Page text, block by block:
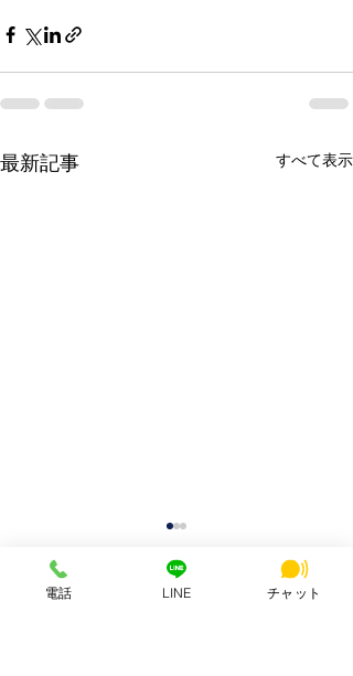
最新記事 すべて表示
電話 LINE チャット